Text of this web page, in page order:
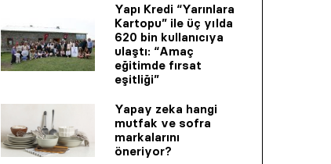
Yapı Kredi “Yarınlara
Kartopu” ile üç yılda
620 bin kullanıcıya
ulaştı: “Amaç
eğitimde fırsat
eşitliği”
Yapay zeka hangi
mutfak ve sofra
markalarını
öneriyor?